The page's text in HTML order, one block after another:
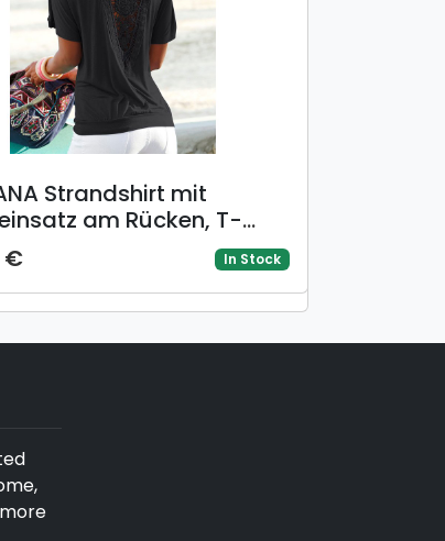
Strandshirt mit
am Rücken, T-
Passform, luftig und
€ In Stock